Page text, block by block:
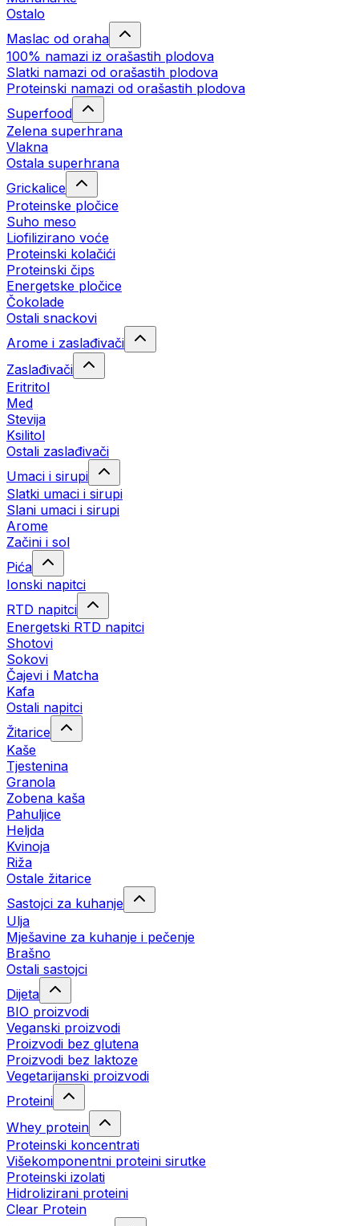
Ostalo
Maslac od oraha
100% namazi iz orašastih plodova
Slatki namazi od orašastih plodova
Proteinski namazi od orašastih plodova
Superfood
Zelena superhrana
Vlakna
Ostala superhrana
Grickalice
Proteinske pločice
Suho meso
Liofilizirano voće
Proteinski kolačići
Proteinski čips
Energetske pločice
Čokolade
Ostali snackovi
Arome i zaslađivači
Zaslađivači
Eritritol
Med
Stevija
Ksilitol
Ostali zaslađivači
Umaci i sirupi
Slatki umaci i sirupi
Slani umaci i sirupi
Arome
Začini i sol
Pića
Ionski napitci
RTD napitci
Energetski RTD napitci
Shotovi
Sokovi
Čajevi i Matcha
Kafa
Ostali napitci
Žitarice
Kaše
Tjestenina
Granola
Zobena kaša
Pahuljice
Heljda
Kvinoja
Riža
Ostale žitarice
Sastojci za kuhanje
Ulja
Mješavine za kuhanje i pečenje
Brašno
Ostali sastojci
Dijeta
BIO proizvodi
Veganski proizvodi
Proizvodi bez glutena
Proizvodi bez laktoze
Vegetarijanski proizvodi
Proteini
Whey protein
Proteinski koncentrati
Višekomponentni proteini sirutke
Proteinski izolati
Hidrolizirani proteini
Clear Protein